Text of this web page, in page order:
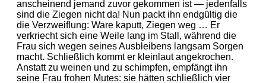
anscheinend jemand zuvor gekommen ist — jedenfalls
sind die Ziegen nicht da! Nun packt ihn endgültig die
die Verzweiflung: Ware kaputt, Ziegen weg … Er
verkriecht sich eine Weile lang im Stall, während die
Frau sich wegen seines Ausbleibens langsam Sorgen
macht. Schließlich kommt er kleinlaut angekrochen.
Anstatt zu weinen und zu schimpfen, empfängt ihn
seine Frau frohen Mutes: sie hätten schließlich vier